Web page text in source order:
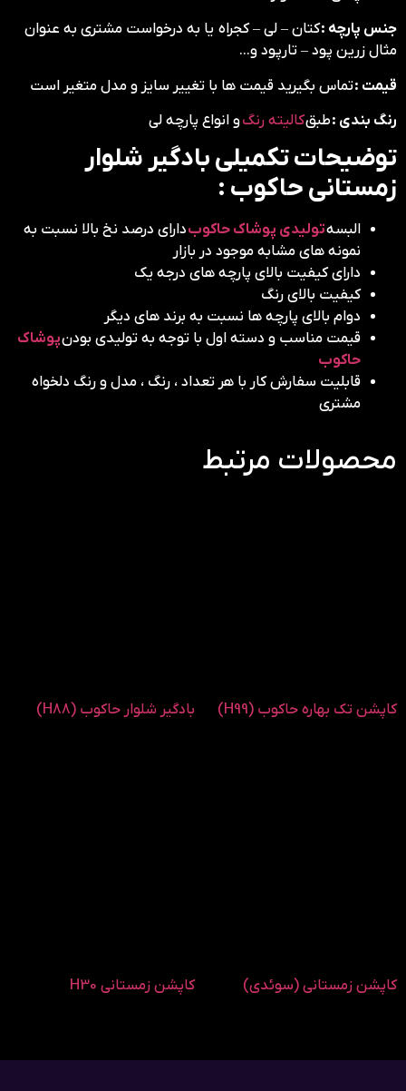
جنس پارچه :کتان – لی – کجراه یا به درخواست مشتری به عنوان
مثال زرین پود – تارپود و…
قیمت :تماس بگیرید قیمت ها با تغییر سایز و مدل متغیر است
رنگ بندی :طبقکالیته رنگو انواع پارچه لی
توضیحات تکمیلی بادگیر شلوار
زمستانی حاکوب :
البسهتولیدی پوشاک حاکوبدارای درصد نخ بالا نسبت به
نمونه های مشابه موجود در بازار
دارای کیفیت بالای پارچه های درجه یک
کیفیت بالای رنگ
دوام بالای پارچه ها نسبت به برند های دیگر
قیمت مناسب و دسته اول با توجه به تولیدی بودنپوشاک
حاکوب
قابلیت سفارش کار با هر تعداد ، رنگ ، مدل و رنگ دلخواه
مشتری
محصولات مرتبط
کاپشن تک بهاره حاکوب (H99) بادگیر شلوار حاکوب (H88)
کاپشن زمستانی (سوئدی) کاپشن زمستانی H30